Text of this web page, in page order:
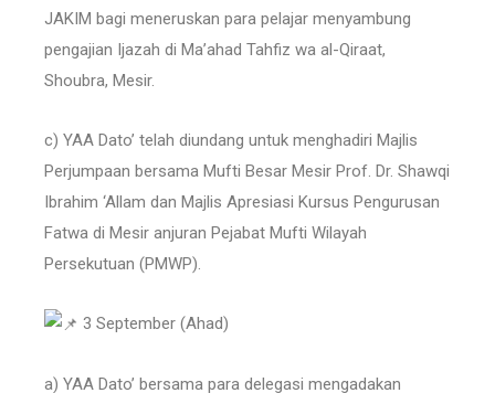
JAKIM bagi meneruskan para pelajar menyambung
pengajian Ijazah di Ma’ahad Tahfiz wa al-Qiraat,
Shoubra, Mesir.
c) YAA Dato’ telah diundang untuk menghadiri Majlis
Perjumpaan bersama Mufti Besar Mesir Prof. Dr. Shawqi
Ibrahim ‘Allam dan Majlis Apresiasi Kursus Pengurusan
Fatwa di Mesir anjuran Pejabat Mufti Wilayah
Persekutuan (PMWP).
3 September (Ahad)
a) YAA Dato’ bersama para delegasi mengadakan